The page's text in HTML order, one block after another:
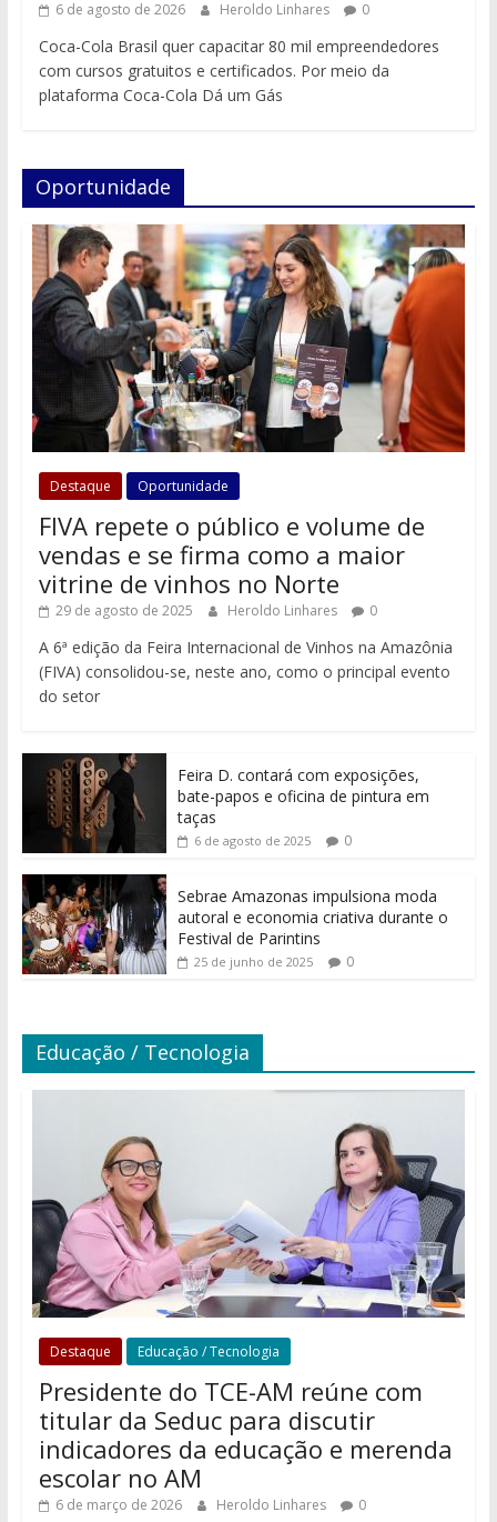
6 de agosto de 2026 Heroldo Linhares 0
Coca-Cola Brasil quer capacitar 80 mil empreendedores
com cursos gratuitos e certificados. Por meio da
plataforma Coca-Cola Dá um Gás
Oportunidade
Destaque Oportunidade
FIVA repete o público e volume de
vendas e se firma como a maior
vitrine de vinhos no Norte
29 de agosto de 2025 Heroldo Linhares 0
A 6ª edição da Feira Internacional de Vinhos na Amazônia
(FIVA) consolidou-se, neste ano, como o principal evento
do setor
Feira D. contará com exposições,
bate-papos e oficina de pintura em
taças
6 de agosto de 2025 0
Sebrae Amazonas impulsiona moda
autoral e economia criativa durante o
Festival de Parintins
25 de junho de 2025 0
Educação / Tecnologia
Destaque Educação / Tecnologia
Presidente do TCE-AM reúne com
titular da Seduc para discutir
indicadores da educação e merenda
escolar no AM
6 de março de 2026 Heroldo Linhares 0